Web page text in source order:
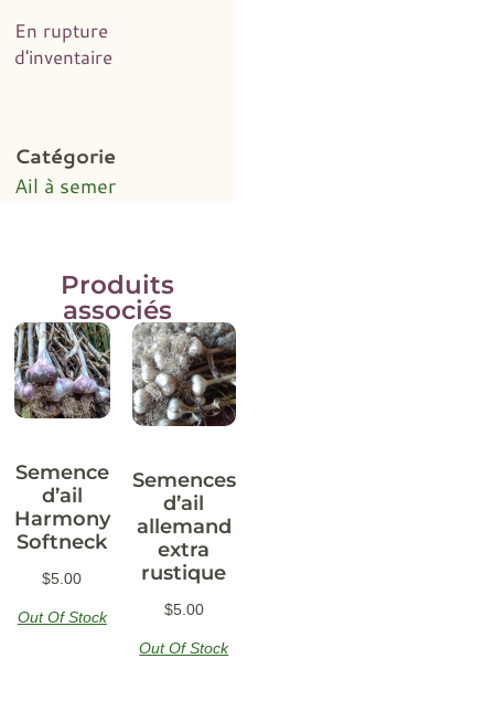
En rupture
d'inventaire
Catégorie
Ail à semer
Produits
associés
Semence
d’ail
Harmony
Softneck
$5.00
Out Of Stock
Semences
d’ail
allemand
extra
rustique
$5.00
Out Of Stock